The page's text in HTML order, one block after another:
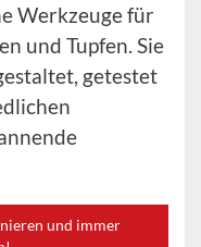
Werkzeuge für
und Tupfen. Sie
getestet
und immer